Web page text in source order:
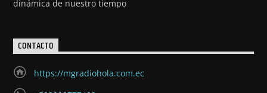
dinámica de nuestro tiempo
CONTACTO
https://mgradiohola.com.ec